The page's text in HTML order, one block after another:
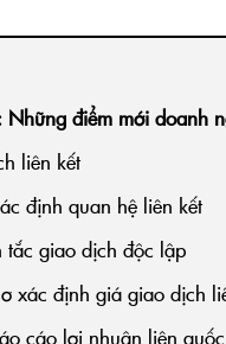
điểm mới doanh
liên kết
định quan hệ liên kết
tắc giao dịch độc lập
xác định giá giao dịch
cáo lợi nhuận liên